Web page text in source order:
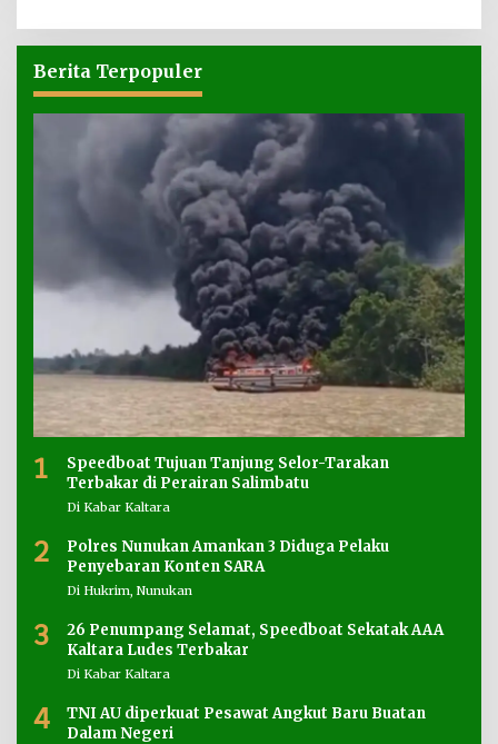
Berita Terpopuler
1
Speedboat Tujuan Tanjung Selor-Tarakan
Terbakar di Perairan Salimbatu
Di Kabar Kaltara
2
Polres Nunukan Amankan 3 Diduga Pelaku
Penyebaran Konten SARA
Di Hukrim, Nunukan
3
26 Penumpang Selamat, Speedboat Sekatak AAA
Kaltara Ludes Terbakar
Di Kabar Kaltara
4
TNI AU diperkuat Pesawat Angkut Baru Buatan
Dalam Negeri